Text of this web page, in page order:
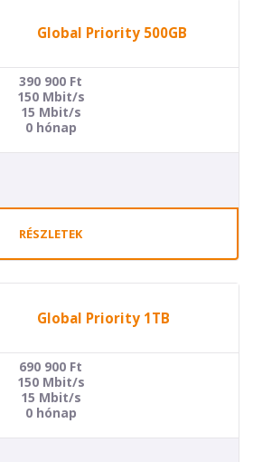
Global Priority 500GB
390 900 Ft
150 Mbit/s
15 Mbit/s
0 hónap
RÉSZLETEK
Global Priority 1TB
690 900 Ft
150 Mbit/s
15 Mbit/s
0 hónap